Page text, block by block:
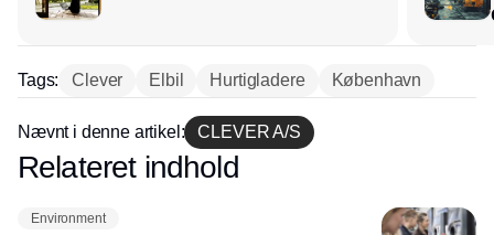
Tags: Clever Elbil Hurtigladere København
Nævnt i denne artikel: CLEVER A/S
Annonce
Relateret indhold
Environment